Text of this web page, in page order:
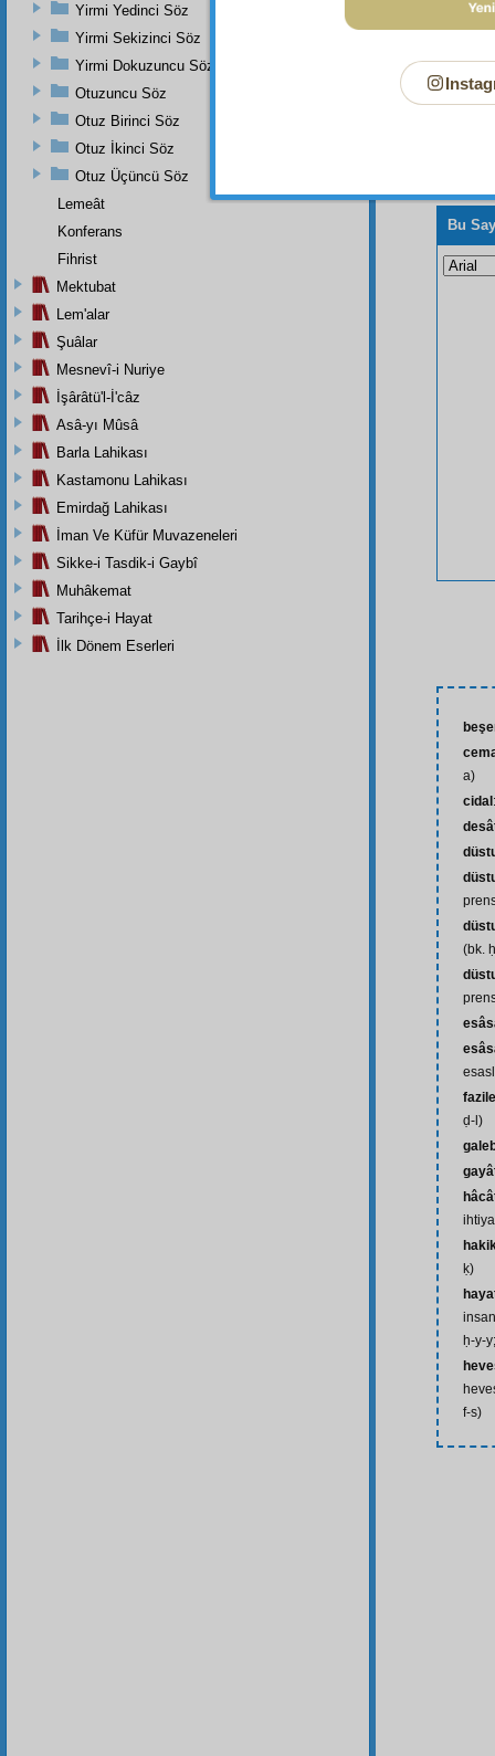
Bu
a)
cidal
(bk.
ḍ-l)
ḳ)
ḥ-y-
f-s)
Yirmi Yedinci Söz
Yirmi Sekizinci Söz
Yirmi Dokuzuncu Söz
Otuzuncu Söz
Otuz Birinci Söz
Otuz İkinci Söz
Otuz Üçüncü Söz
Lemeât
Konferans
Fihrist
Mektubat
Lem'alar
Şuâlar
Mesnevî-i Nuriye
İşârâtü'l-İ'câz
Asâ-yı Mûsâ
Barla Lahikası
Kastamonu Lahikası
Emirdağ Lahikası
İman Ve Küfür Muvazeneleri
Sikke-i Tasdik-i Gaybî
Muhâkemat
Tarihçe-i Hayat
İlk Dönem Eserleri